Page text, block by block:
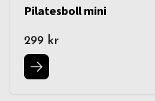
Pilatesboll mini
299 kr